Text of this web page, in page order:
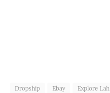
Dropship Ebay Explore Lah